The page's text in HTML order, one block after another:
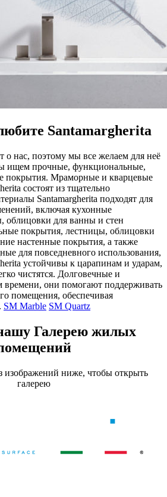
Santamargherita
нас, поэтому мы все желаем для неё
ищем прочные, функциональные,
покрытия. Мраморные и кварцевые
состоят из тщательно
Santamargherita подходят для
включая кухонные
облицовки для ванны и стен
покрытия, лестницы, облицовки
настенные покрытия, а также
для повседневного использования,
устойчивы к царапинам и ударам,
чистятся. Долговечные и
времени, они помогают поддерживать
помещения, обеспечивая
SM Marble SM Quartz
Галерею жилых
изображений ниже, чтобы открыть
галерею